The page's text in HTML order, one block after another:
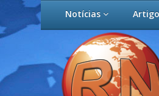
Notícias